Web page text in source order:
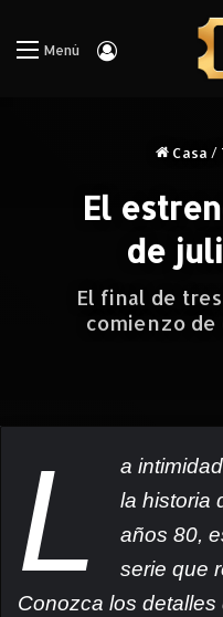
Menú Iniciar Sesión
Casa /
El
de
El final de
comienzo de
L
a
la historia
años 80,
serie que
Conozca los